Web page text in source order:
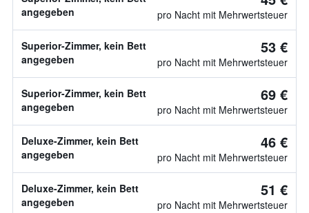
angegeben
pro Nacht mit Mehrwertsteuer
Superior-Zimmer, kein Bett
angegeben
53 €
pro Nacht mit Mehrwertsteuer
Superior-Zimmer, kein Bett
angegeben
69 €
pro Nacht mit Mehrwertsteuer
Deluxe-Zimmer, kein Bett
angegeben
46 €
pro Nacht mit Mehrwertsteuer
Deluxe-Zimmer, kein Bett
angegeben
51 €
pro Nacht mit Mehrwertsteuer